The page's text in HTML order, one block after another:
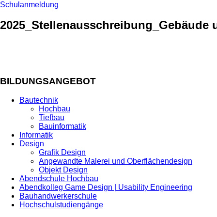
Schulanmeldung
2025_Stellenausschreibung_Gebäude
BILDUNGSANGEBOT
Bautechnik
Hochbau
Tiefbau
Bauinformatik
Informatik
Design
Grafik Design
Angewandte Malerei und Oberflächendesign
Objekt Design
Abendschule Hochbau
Abendkolleg Game Design | Usability Engineering
Bauhandwerkerschule
Hochschulstudiengänge